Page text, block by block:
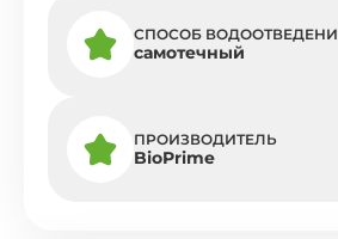
СПОСОБ
самотечный
ПРОИЗВОДИТЕЛЬ
BioPrime